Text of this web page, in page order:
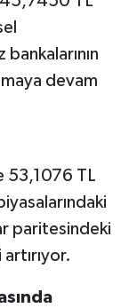
devam
53,1076 TL
paritesindeki